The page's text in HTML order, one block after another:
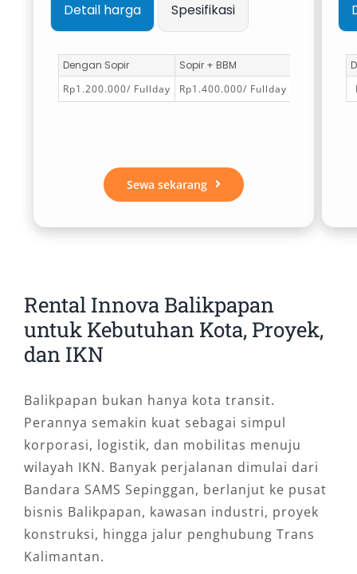
Detail harga Spesifikasi
Dengan Sopir
Sopir + BBM
Rp1.200.000/ Fullday
Rp1.400.000/ Fullday
Sewa sekarang
Rental Innova Balikpapan
untuk Kebutuhan Kota, Proyek,
dan IKN
Balikpapan bukan hanya kota transit.
Perannya semakin kuat sebagai simpul
korporasi, logistik, dan mobilitas menuju
wilayah IKN. Banyak perjalanan dimulai dari
Bandara SAMS Sepinggan, berlanjut ke pusat
bisnis Balikpapan, kawasan industri, proyek
konstruksi, hingga jalur penghubung Trans
Kalimantan.